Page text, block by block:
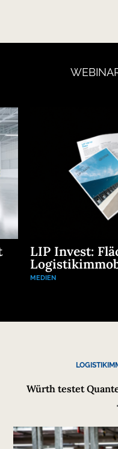
LIP Invest:
MEDIEN
Würth testet